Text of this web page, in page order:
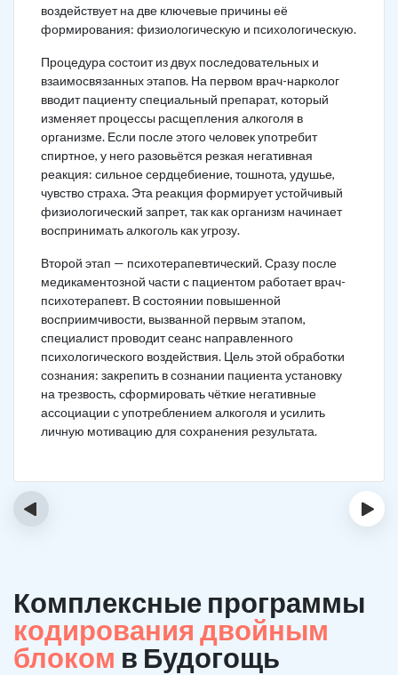
воздействует на две ключевые причины её
формирования: физиологическую и психологическую.
Процедура состоит из двух последовательных и
взаимосвязанных этапов. На первом врач-нарколог
вводит пациенту специальный препарат, который
изменяет процессы расщепления алкоголя в
организме. Если после этого человек употребит
спиртное, у него разовьётся резкая негативная
реакция: сильное сердцебиение, тошнота, удушье,
чувство страха. Эта реакция формирует устойчивый
физиологический запрет, так как организм начинает
воспринимать алкоголь как угрозу.
Второй этап — психотерапевтический. Сразу после
медикаментозной части с пациентом работает врач-
психотерапевт. В состоянии повышенной
восприимчивости, вызванной первым этапом,
специалист проводит сеанс направленного
психологического воздействия. Цель этой обработки
сознания: закрепить в сознании пациента установку
на трезвость, сформировать чёткие негативные
ассоциации с употреблением алкоголя и усилить
личную мотивацию для сохранения результата.
‹ ›
Комплексные программы
кодирования двойным
блоком в Будогощь